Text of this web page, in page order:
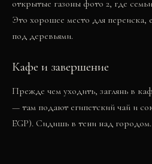
открытые газоны фото 2, где
Это хорошее место для переиска,
под деревьями.
Кафе и завершение
Прежде чем уходить, заглянь в
— там подают египетский чай и
EGP). Сидишь в тени над городом.